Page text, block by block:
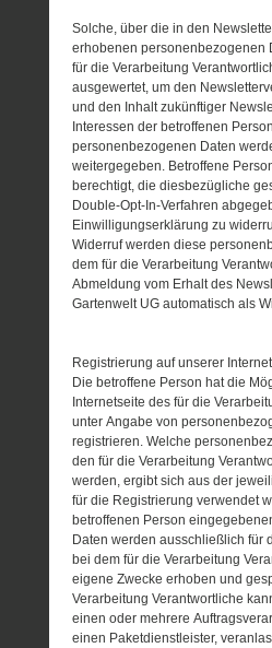
Solche, über die in den
erhobenen personenbezogenen
für die Verarbeitung
ausgewertet, um den
und den Inhalt zukünftiger
Interessen der betroffenen
personenbezogenen Daten
weitergegeben. Betroffene
berechtigt, die diesbezügliche
Double-Opt-In-Verfahren
Einwilligungserklärung zu
Widerruf werden diese
dem für die Verarbeitung
Abmeldung vom Erhalt des
Gartenwelt UG automatisch als
Registrierung auf unserer
Die betroffene Person hat die
Internetseite des für die
unter Angabe von
registrieren. Welche
den für die Verarbeitung
werden, ergibt sich aus der
für die Registrierung verwendet
betroffenen Person
Daten werden ausschließlich für
bei dem für die Verarbeitung
eigene Zwecke erhoben und
Verarbeitung Verantwortliche
einen oder mehrere
einen Paketdienstleister,